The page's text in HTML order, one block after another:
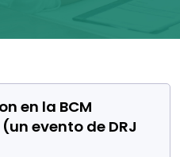
en la BCM
evento de DRJ